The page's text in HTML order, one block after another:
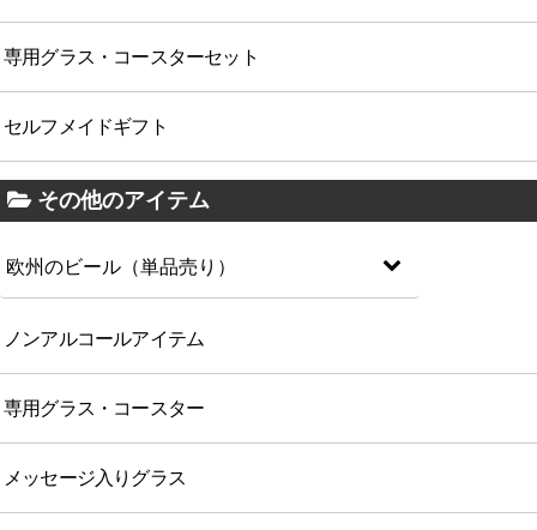
専用グラス・コースターセット
セルフメイドギフト
その他のアイテム
欧州のビール（単品売り）
ノンアルコールアイテム
専用グラス・コースター
メッセージ入りグラス